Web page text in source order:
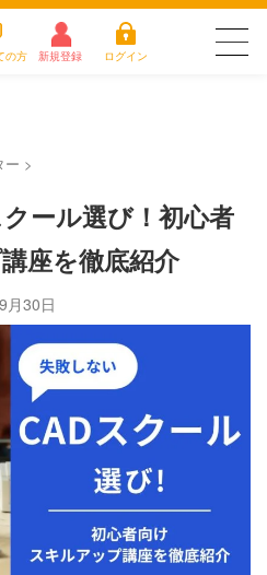
の方 新規登録 ログイン
ー >
ール選び！初心者
座を徹底紹介
月30日